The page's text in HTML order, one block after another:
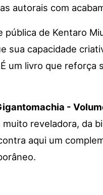
autorais com
de Kentaro
sua capacidade
um livro que
-
reveladora, da
aqui um